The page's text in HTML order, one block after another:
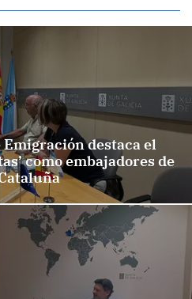
destaca el
como embajadores de